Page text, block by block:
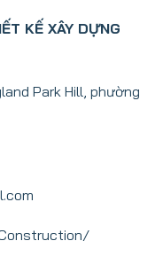
KẾ XÂY DỰNG
Park Hill, phường